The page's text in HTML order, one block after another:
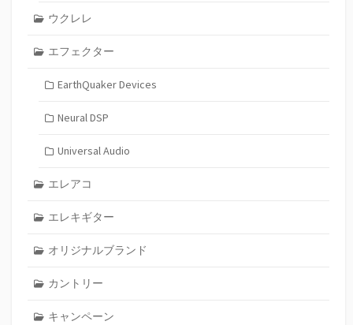
ウクレレ
エフェクター
EarthQuaker Devices
Neural DSP
Universal Audio
エレアコ
エレキギター
オリジナルブランド
カントリー
キャンペーン